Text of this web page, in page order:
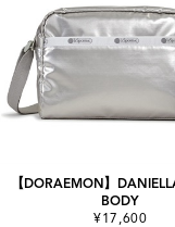
【DORAEMON】
BODY
¥17,600